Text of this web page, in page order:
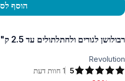
הוסף
רבולושן לגורים ולחתלתולים עד 2.5 ק"ג – סגול (Mauve) 15 מנות
Revolution
5
1 חוות דעת